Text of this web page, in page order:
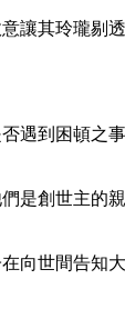
讓其玲瓏
遇到困頓之
是創世主的
向世間告知